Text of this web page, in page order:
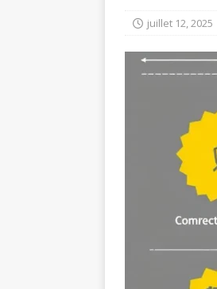
juillet 12, 2025